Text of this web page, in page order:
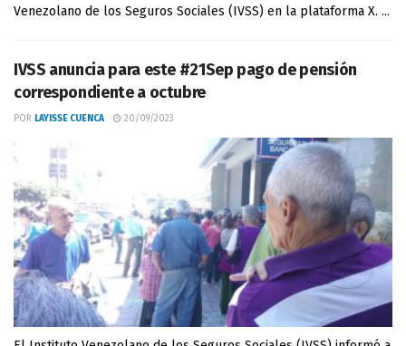
Venezolano de los Seguros Sociales (IVSS) en la plataforma X. ...
IVSS anuncia para este #21Sep pago de pensión
correspondiente a octubre
POR LAYISSE CUENCA 20/09/2023